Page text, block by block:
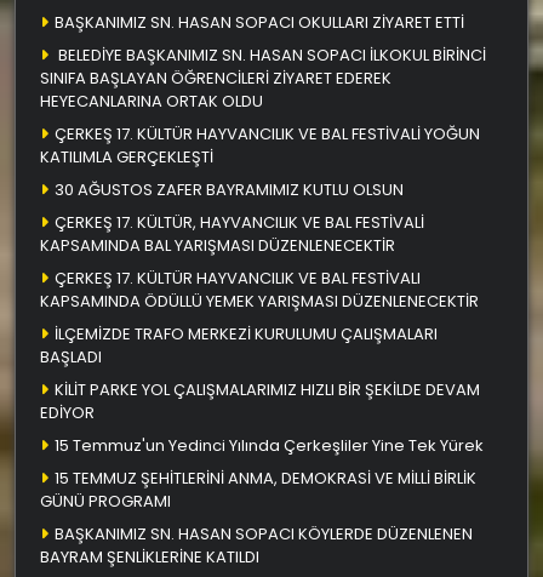
BAŞKANIMIZ SN. HASAN SOPACI OKULLARI ZİYARET ETTİ
BELEDİYE BAŞKANIMIZ SN. HASAN SOPACI İLKOKUL BİRİNCİ
SINIFA BAŞLAYAN ÖĞRENCİLERİ ZİYARET EDEREK
HEYECANLARINA ORTAK OLDU
ÇERKEŞ 17. KÜLTÜR HAYVANCILIK VE BAL FESTİVALİ YOĞUN
KATILIMLA GERÇEKLEŞTİ
30 AĞUSTOS ZAFER BAYRAMIMIZ KUTLU OLSUN
ÇERKEŞ 17. KÜLTÜR, HAYVANCILIK VE BAL FESTİVALİ
KAPSAMINDA BAL YARIŞMASI DÜZENLENECEKTİR
ÇERKEŞ 17. KÜLTÜR HAYVANCILIK VE BAL FESTİVALI
KAPSAMINDA ÖDÜLLÜ YEMEK YARIŞMASI DÜZENLENECEKTİR
İLÇEMİZDE TRAFO MERKEZİ KURULUMU ÇALIŞMALARI
BAŞLADI
KİLİT PARKE YOL ÇALIŞMALARIMIZ HIZLI BİR ŞEKİLDE DEVAM
EDİYOR
15 Temmuz'un Yedinci Yılında Çerkeşliler Yine Tek Yürek
15 TEMMUZ ŞEHİTLERİNİ ANMA, DEMOKRASİ VE MİLLİ BİRLİK
GÜNÜ PROGRAMI
BAŞKANIMIZ SN. HASAN SOPACI KÖYLERDE DÜZENLENEN
BAYRAM ŞENLİKLERİNE KATILDI